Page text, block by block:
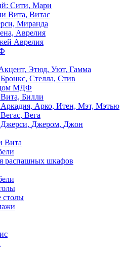
Сити, Мари
Вита, Витас
Миранда
Аврелия
Аврелия
Этюд, Уют, Гамма
Стелла, Стив
МДФ
Билли
Арко, Итен, Мэт, Мэтью
Вега
Джером, Джон
Вита
распашных шкафов
столы